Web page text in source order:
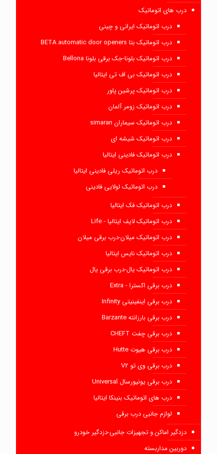
درب های اتوماتیک
درب اتوماتیک ایرانی و چینی
درب اتوماتیک بتا BETA automatic door openers
درب اتوماتیک بلونا-جک برقی بلونا Bellona
درب اتوماتیک بی اف تی ایتالیا
درب اتوماتیک پرشین پاور
درب اتوماتیک زومر آلمان
درب اتوماتیک سیماران simaran
درب اتوماتیک شیشه ای
درب اتوماتیک فادینی ایتالیا
درب اتوماتیک ریلی فادینی ایتالیا
درب اتوماتیک لولایی فادینی
درب اتوماتیک فک ایتالیا
درب اتوماتیک لایف ایتالیا - Life
درب اتوماتیک میلان-درب برقی میلان
درب اتوماتیک نایس ایتالیا
درب اتوماتیک یال-درب برقی یال
درب برقی اکسترا - Extra
درب برقی اینفینیتی Infinity
درب برقی بارزانته Barzante
درب برقی چفت CHEFT
درب برقی هیوت Hutte
درب برقی وی تو V2
درب برقی یونیورسال Universal
درب های اتوماتیک بنینکا ایتالیا
لوازم جانبی درب برقی
دزدگیر اماکن و تجهیزات جانبی-دزدگیر خودرو
دوربین مداربسته